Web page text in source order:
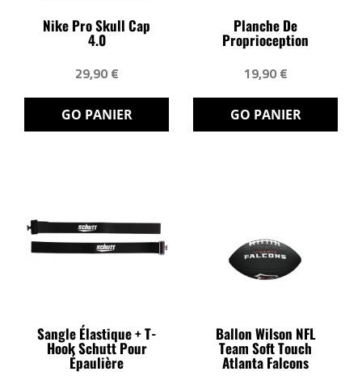
Nike Pro Skull Cap
4.0
29,90 €
GO PANIER
Planche De
Proprioception
19,90 €
GO PANIER
Sangle Élastique + T-
Hook Schutt Pour
Épaulière
Ballon Wilson NFL
Team Soft Touch
Atlanta Falcons